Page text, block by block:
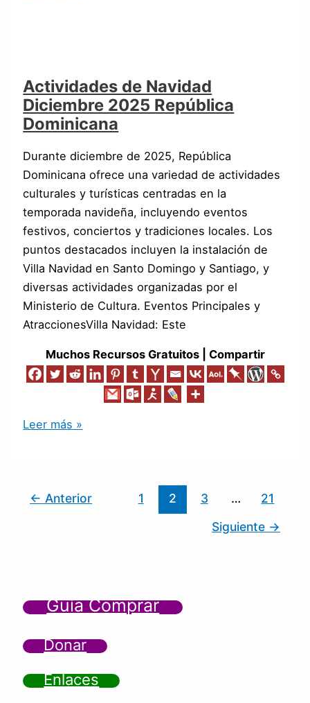
Actividades de Navidad
Diciembre 2025 República
Dominicana
Durante diciembre de 2025, República
Dominicana ofrece una variedad de actividades
culturales y turísticas centradas en la
temporada navideña, incluyendo eventos
festivos, conciertos y tradiciones locales. Los
puntos destacados incluyen la instalación de
Villa Navidad en Santo Domingo y Santiago, y
diversas actividades organizadas por el
Ministerio de Cultura. Eventos Principales y
AtraccionesVilla Navidad: Este
Muchos Recursos Gratuitos | Compartir
Leer más »
← Anterior 1 2 3 …
21
Siguiente →
Guía Comprar
Donar
Enlaces